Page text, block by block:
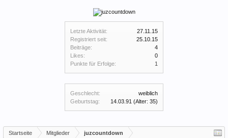
Letzte Aktivität:
27.11.15
Registriert seit:
25.10.15
Beiträge:
4
Likes:
0
Punkte für Erfolge:
1
Geschlecht:
weiblich
Geburtstag:
14.03.91 (Alter: 35)
Startseite Mitglieder juzcountdown